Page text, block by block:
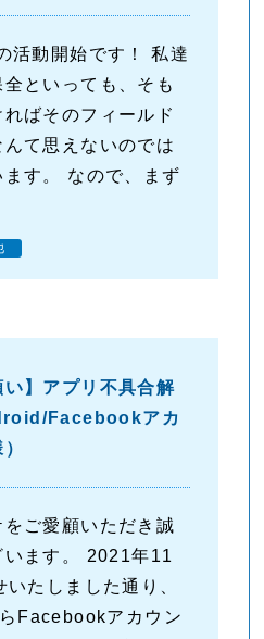
活動開始です！ 私達
といっても、そも
ばそのフィールド
て思えないのでは
す。 なので、まず
い】アプリ不具合解
Facebookアカ
ご愛顧いただき誠
います。 2021年11
たしました通り、
Facebookアカウン